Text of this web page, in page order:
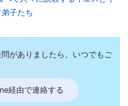
、疑いを抱くトマスに自身
じない者にならないで、信じ
言いました。この言葉と振る
活して初めて伝えたい、行な
はなく、十字架にかけられる
いたいと思っていたことで
子たち
がありましたら、いつでもご
経由で連絡する